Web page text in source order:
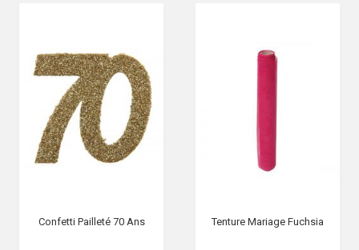
Confetti Pailleté 70 Ans Tenture Mariage Fuchsia